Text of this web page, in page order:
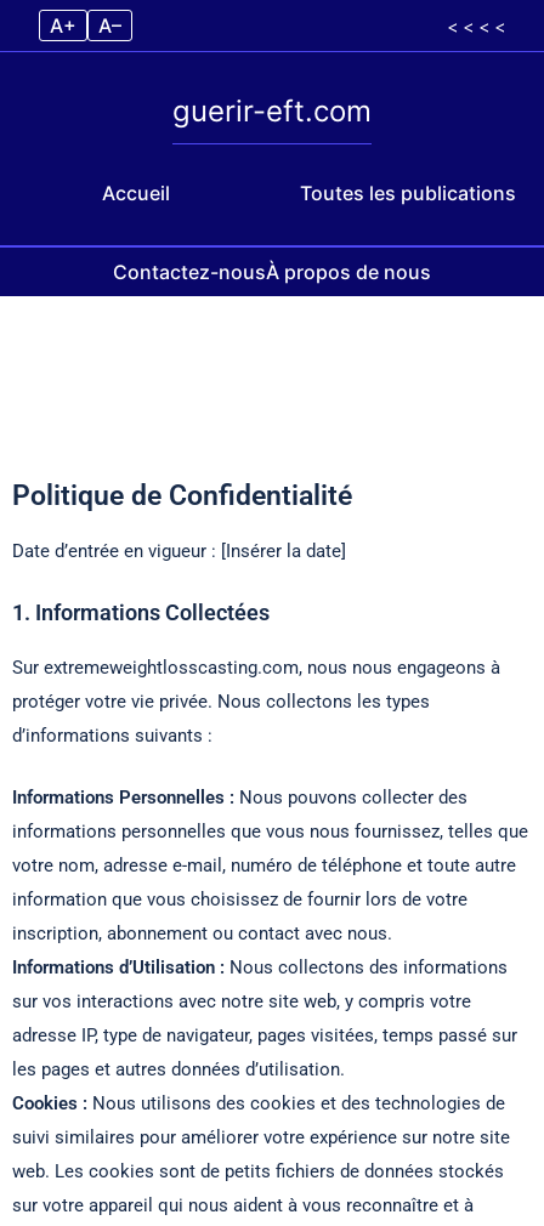
A+ A– < < < <
Accueil
guerir-eft.com
Toutes les publications
Contactez-nousÀ propos de nous
Politique de Confidentialité
Date d’entrée en vigueur : [Insérer la date]
1. Informations Collectées
Sur extremeweightlosscasting.com, nous nous engageons à
protéger votre vie privée. Nous collectons les types
d’informations suivants :
Informations Personnelles : Nous pouvons collecter des
informations personnelles que vous nous fournissez, telles que
votre nom, adresse e-mail, numéro de téléphone et toute autre
information que vous choisissez de fournir lors de votre
inscription, abonnement ou contact avec nous.
Informations d’Utilisation : Nous collectons des informations
sur vos interactions avec notre site web, y compris votre
adresse IP, type de navigateur, pages visitées, temps passé sur
les pages et autres données d’utilisation.
Cookies : Nous utilisons des cookies et des technologies de
suivi similaires pour améliorer votre expérience sur notre site
web. Les cookies sont de petits fichiers de données stockés
sur votre appareil qui nous aident à vous reconnaître et à